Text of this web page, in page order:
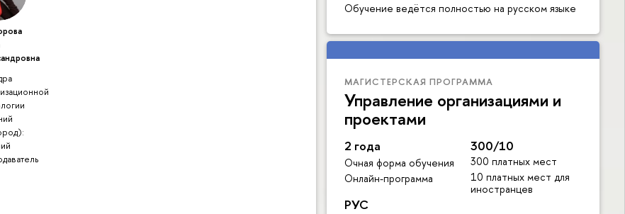
Обучение ведётся полностью на русском языке
МАГИСТЕРСКАЯ ПРОГРАММА
Управление организациями и
проектами
2 года
Очная форма обучения
Онлайн-программа
300/10
300 платных мест
10 платных мест для
иностранцев
РУС